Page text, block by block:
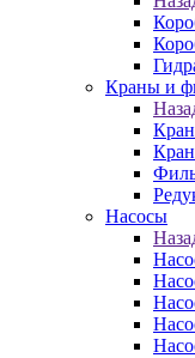
Краны и
Насосы